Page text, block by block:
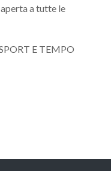
a tutte le
E TEMPO